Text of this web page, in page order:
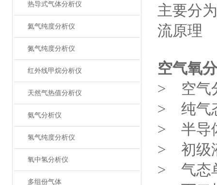
热导式气体分析仪
氦气纯度分析仪
氮气纯度分析仪
红外线甲烷分析仪
天然气热值分析仪
氨气分析仪
氢气纯度分析仪
氧中氢分析仪
多组份气体
主要分
流原理
空气氧
> 空气
> 纯气
> 半导
> 初级
> 气态